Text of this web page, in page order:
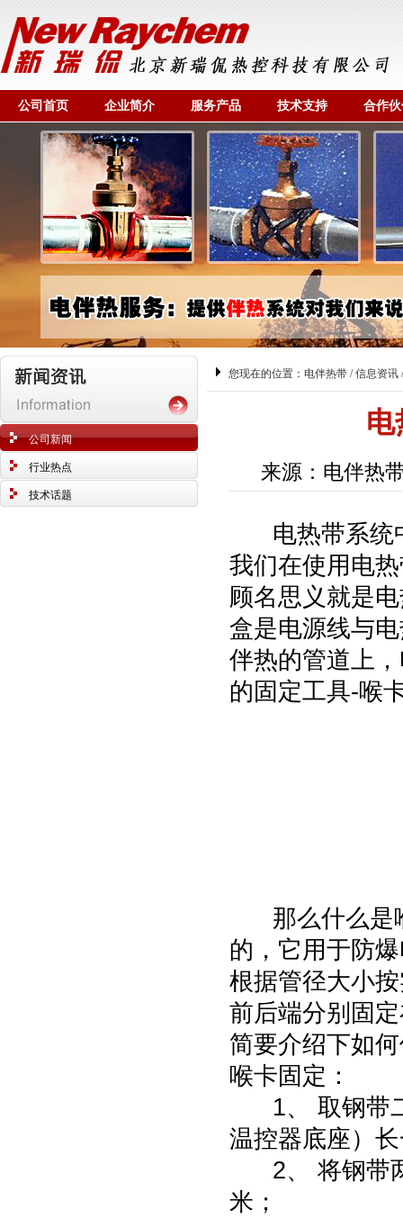
公司首页 企业简介 服务产品 技术支持 合作
公司新闻
行业热点
技术话题
您现在的位置： 电伴热带 /信息资讯
电
来源：电伴
电热带系统
我们在使用电
顾名思义就是
盒是电源线与
伴热的管道上
的固定工具-喉
那么什么是
的，它用于防
根据管径大小
前后端分别固
简要介绍下如
喉卡固定：
1、 取钢带二
温控器底座）
2、 将钢带两
米；